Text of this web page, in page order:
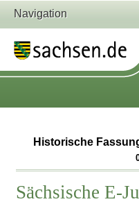
Navigation
Historische
Sächsische E-